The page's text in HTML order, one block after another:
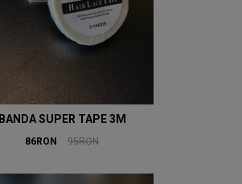
BANDA SUPER TAPE 3M
86RON 95RON